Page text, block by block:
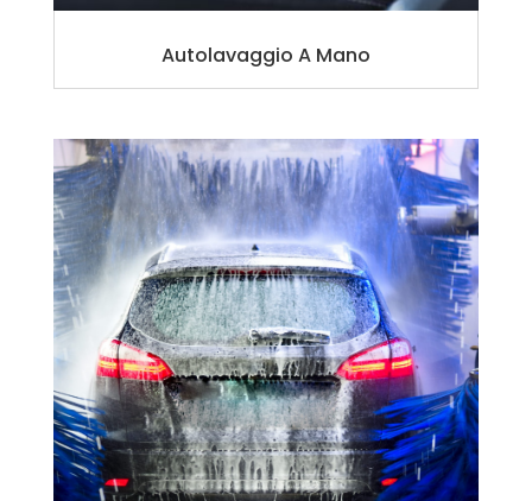
Autolavaggio A Mano